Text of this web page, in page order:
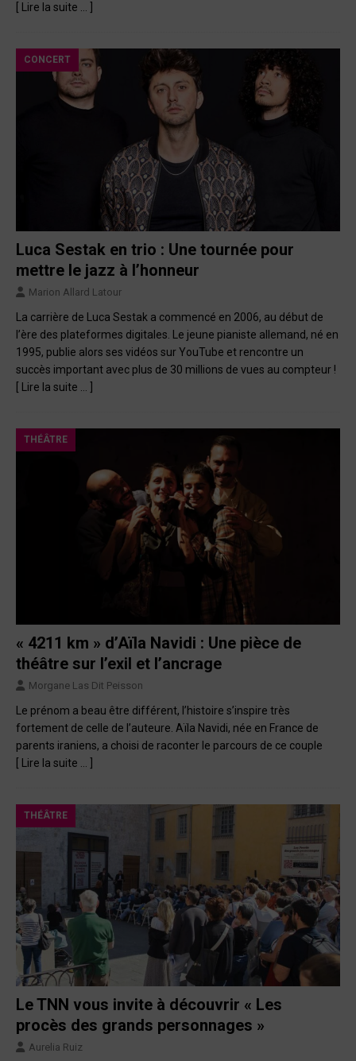
[ Lire la suite … ]
CONCERT
Luca Sestak en trio : Une tournée pour
mettre le jazz à l’honneur
Marion Allard Latour
La carrière de Luca Sestak a commencé en 2006, au début de
l’ère des plateformes digitales. Le jeune pianiste allemand, né en
1995, publie alors ses vidéos sur YouTube et rencontre un
succès important avec plus de 30 millions de vues au compteur !
[ Lire la suite … ]
THÉÂTRE
« 4211 km » d’Aïla Navidi : Une pièce de
théâtre sur l’exil et l’ancrage
Morgane Las Dit Peisson
Le prénom a beau être différent, l’histoire s’inspire très
fortement de celle de l’auteure. Aïla Navidi, née en France de
parents iraniens, a choisi de raconter le parcours de ce couple
[ Lire la suite … ]
THÉÂTRE
Le TNN vous invite à découvrir « Les
procès des grands personnages »
Aurelia Ruiz